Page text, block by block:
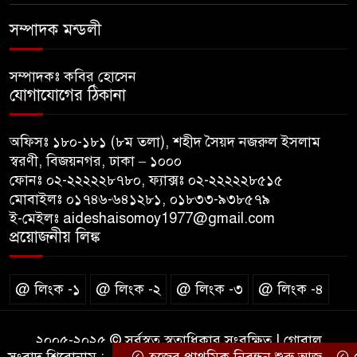
সম্পাদক মন্ডলী
সম্পাদকঃ কবির হোসেন
যোগাযোগের ঠিকানা
অফিসঃ ১৮০-১৮১ (৮ম তলা), শহীদ সৈয়দ নজরুল ইসলাম
স্বরণী, বিজয়নগর, ঢাকা – ১০০০
ফোনঃ ০২-২২২২২৮৭৮০, ফ্যাক্সঃ ০২-২২২২২৮৫১৫
মোবাইলঃ ০১৭৪৬-৬৪১২৮১, ০১৮৩৩-৯৩৮৫৭৯
ই-মেইলঃ aideshaisomoy1977@gmail.com
প্রয়োজনীয় লিঙ্ক
@ লিংক -১ @ লিংক -২ @ লিংক -৩ @ লিংক -৪
২০০৫-২০২৫ © সর্বস্বত্ব স্বত্বাধিকার সংরক্ষিত | গ্লোবাল